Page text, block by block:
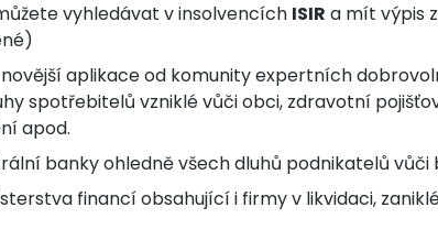
vyhledávat v insolvencích ISIR a mít výpis
aplikace od komunity expertních
spotřebitelů vzniklé vůči obci, zdravotní
apod.
banky ohledně všech dluhů podnikatelů vůči
financí obsahující i firmy v likvidaci,